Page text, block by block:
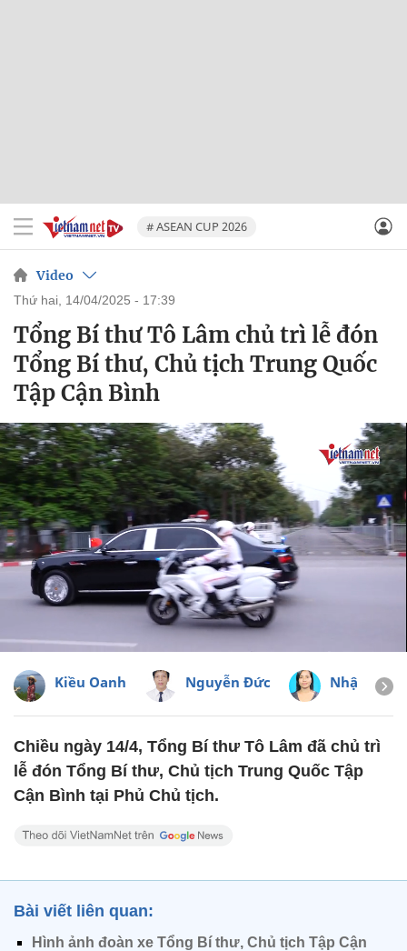
# ASEAN CUP 2026
Video
thứ hai, 14/04/2025 - 17:39
Tổng Bí thư Tô Lâm chủ trì lễ đón
Tổng Bí thư, Chủ tịch Trung Quốc
Tập Cận Bình
Kiều Oanh Nguyễn Đức Nhật Vũ
Chiều ngày 14/4, Tổng Bí thư Tô Lâm đã chủ trì
lễ đón Tổng Bí thư, Chủ tịch Trung Quốc Tập
Cận Bình tại Phủ Chủ tịch.
Bài viết liên quan:
Hình ảnh đoàn xe Tổng Bí thư, Chủ tịch Tập Cận